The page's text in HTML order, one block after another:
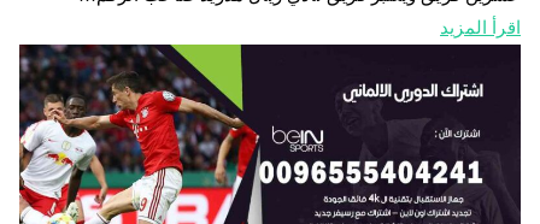
اقرأ المزيد